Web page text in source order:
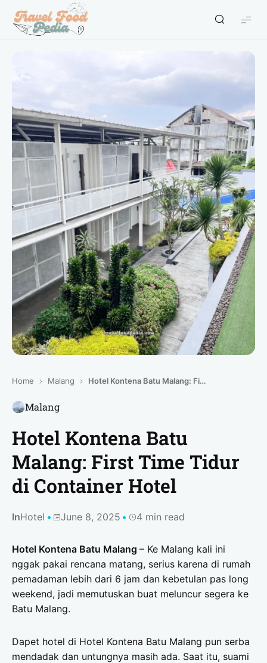
Travel
Food
Indonesia
Home Malang Hotel Kontena Batu Malang: First Time Tidur di Container Hotel
Malang
Hotel Kontena Batu
Malang: First Time Tidur
di Container Hotel
InHotel June 8, 2025 4 min read
Hotel Kontena Batu Malang – Ke Malang kali ini
nggak pakai rencana matang, serius karena di rumah
pemadaman lebih dari 6 jam dan kebetulan pas long
weekend, jadi memutuskan buat meluncur segera ke
Batu Malang.
Dapet hotel di Hotel Kontena Batu Malang pun serba
mendadak dan untungnya masih ada. Saat itu, suami